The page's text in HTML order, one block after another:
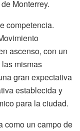
Monterrey.
competencia.
ascenso, con un
mismas
gran expectativa
establecida y
para la ciudad.
como un campo de